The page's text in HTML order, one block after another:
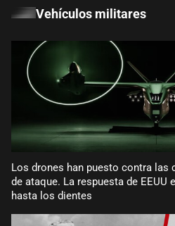
Vehículos militares
Los drones han puesto contra las
de ataque. La respuesta de EEUU
hasta los dientes